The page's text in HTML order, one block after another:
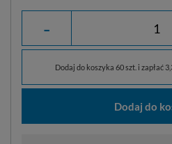
-
Dodaj do koszyka 60 szt. i zapłać
Dodaj do